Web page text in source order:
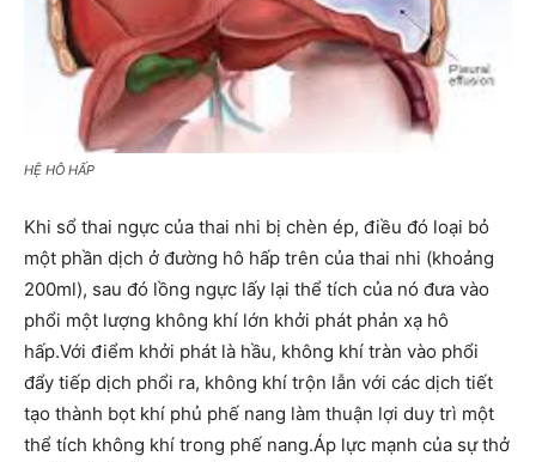
HỆ HÔ HẤP
Khi sổ thai ngực của thai nhi bị chèn ép, điều đó loại bỏ
một phần dịch ở đường hô hấp trên của thai nhi (khoảng
200ml), sau đó lồng ngực lấy lại thể tích của nó đưa vào
phổi một lượng không khí lớn khởi phát phản xạ hô
hấp.Với điểm khởi phát là hầu, không khí tràn vào phổi
đẩy tiếp dịch phổi ra, không khí trộn lẫn với các dịch tiết
tạo thành bọt khí phủ phế nang làm thuận lợi duy trì một
thể tích không khí trong phế nang.Áp lực mạnh của sự thở